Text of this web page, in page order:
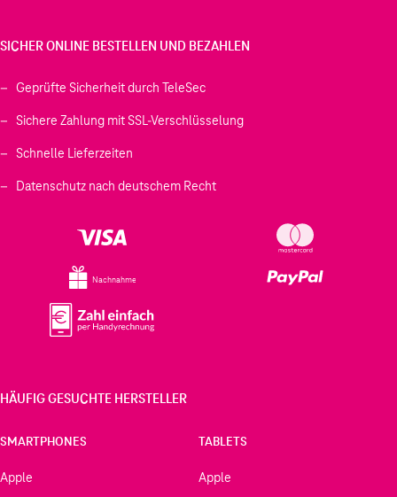
SICHER ONLINE BESTELLEN UND BEZAHLEN
Geprüfte Sicherheit durch TeleSec
Sichere Zahlung mit SSL-Verschlüsselung
Schnelle Lieferzeiten
Datenschutz nach deutschem Recht
Nachnahme
HÄUFIG GESUCHTE HERSTELLER
SMARTPHONES
Apple
TABLETS
Apple